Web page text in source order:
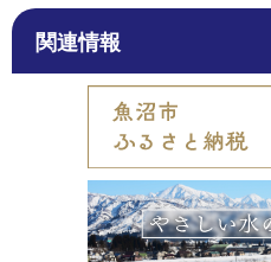
関連情報